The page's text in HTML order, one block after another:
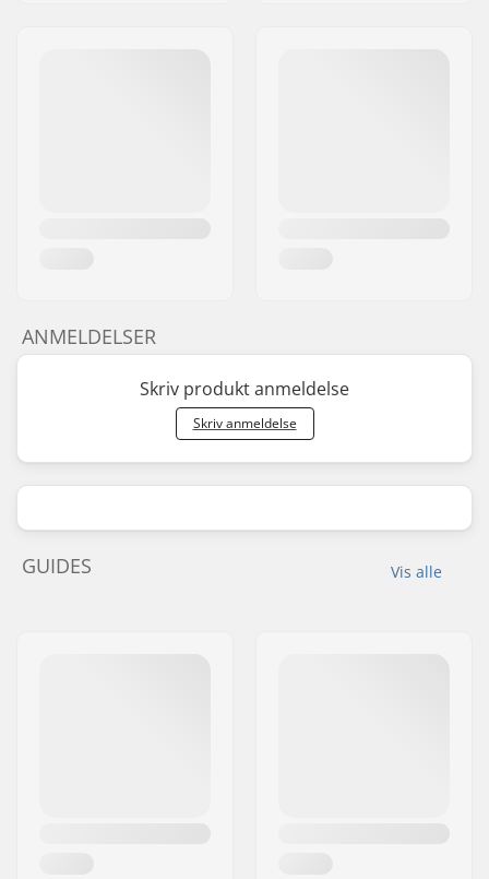
ANMELDELSER
Skriv produkt anmeldelse
Skriv anmeldelse
Vis alle
GUIDES